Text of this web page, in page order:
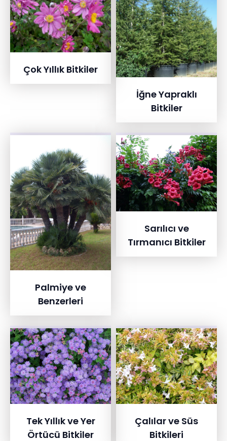
Çok Yıllık Bitkiler
İğne Yapraklı
Bitkiler
Palmiye ve
Benzerleri
Sarılıcı ve
Tırmanıcı Bitkiler
Tek Yıllık ve Yer
Örtücü Bitkiler
Çalılar ve Süs
Bitkileri